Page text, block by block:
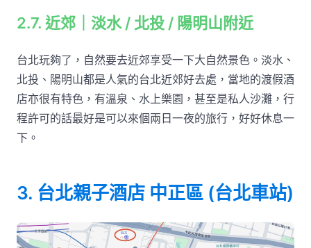
2.7. 近郊｜淡水 / 北投 / 陽明山附近
台北玩夠了，自然要去近郊享受一下大自然景色。淡水、
北投、陽明山都是人氣的台北近郊好去處，當地的渡假酒
店亦很有特色，有溫泉、水上樂園，甚至是私人沙灘，行
程許可的話最好是可以來個兩日一夜的旅行，好好休息一
下。
3. 台北親子酒店 中正區 (台北車站)